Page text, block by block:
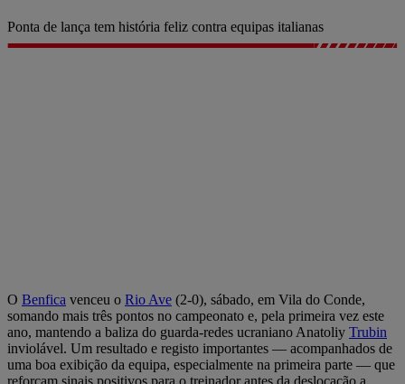
Ponta de lança tem história feliz contra equipas italianas
O Benfica venceu o Rio Ave (2-0), sábado, em Vila do Conde,
somando mais três pontos no campeonato e, pela primeira vez este
ano, mantendo a baliza do guarda-redes ucraniano Anatoliy Trubin
inviolável. Um resultado e registo importantes — acompanhados de
uma boa exibição da equipa, especialmente na primeira parte — que
reforçam sinais positivos para o treinador antes da deslocação a